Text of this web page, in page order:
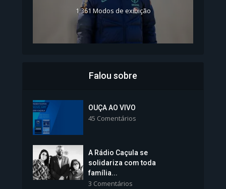
1.361 Modos de exibição
Colégios da Polícia...
Falou sobre
OUÇA AO VIVO
45 Comentários
A Rádio Caçula se
solidariza com toda
família...
3 Comentários